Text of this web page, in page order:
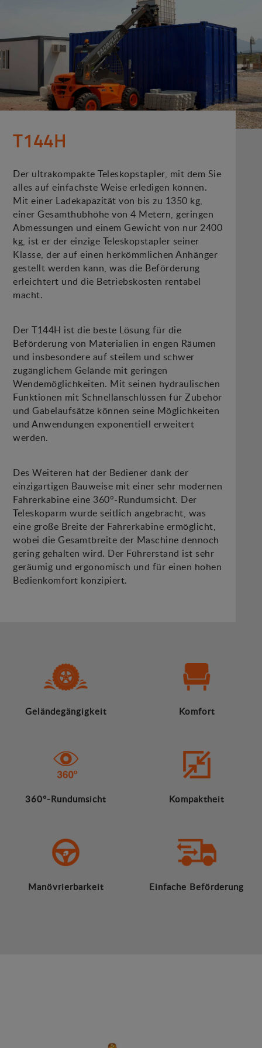
T144H
Der ultrakompakte Teleskopstapler, mit dem Sie
alles auf einfachste Weise erledigen können.
Mit einer Ladekapazität von bis zu 1350 kg,
einer Gesamthubhöhe von 4 Metern, geringen
Abmessungen und einem Gewicht von nur 2400
kg, ist er der einzige Teleskopstapler seiner
Klasse, der auf einen herkömmlichen Anhänger
gestellt werden kann, was die Beförderung
erleichtert und die Betriebskosten rentabel
macht.
Der T144H ist die beste Lösung für die
Beförderung von Materialien in engen Räumen
und insbesondere auf steilem und schwer
zugänglichem Gelände mit geringen
Wendemöglichkeiten. Mit seinen hydraulischen
Funktionen mit Schnellanschlüssen für Zubehör
und Gabelaufsätze können seine Möglichkeiten
und Anwendungen exponentiell erweitert
werden.
Des Weiteren hat der Bediener dank der
einzigartigen Bauweise mit einer sehr modernen
Fahrerkabine eine 360°-Rundumsicht. Der
Teleskoparm wurde seitlich angebracht, was
eine große Breite der Fahrerkabine ermöglicht,
wobei die Gesamtbreite der Maschine dennoch
gering gehalten wird. Der Führerstand ist sehr
geräumig und ergonomisch und für einen hohen
Bedienkomfort konzipiert.
Geländegängigkeit Komfort
360°-Rundumsicht Kompaktheit
Manövrierbarkeit Einfache Beförderung